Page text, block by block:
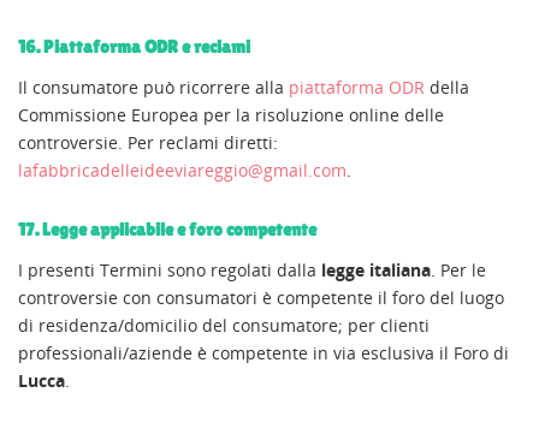
16. Piattaforma ODR e reclami
Il consumatore può ricorrere alla piattaforma ODR della
Commissione Europea per la risoluzione online delle
controversie. Per reclami diretti:
lafabbricadelleideeviareggio@gmail.com.
17. Legge applicabile e foro competente
I presenti Termini sono regolati dalla legge italiana. Per le
controversie con consumatori è competente il foro del luogo
di residenza/domicilio del consumatore; per clienti
professionali/aziende è competente in via esclusiva il Foro di
Lucca.